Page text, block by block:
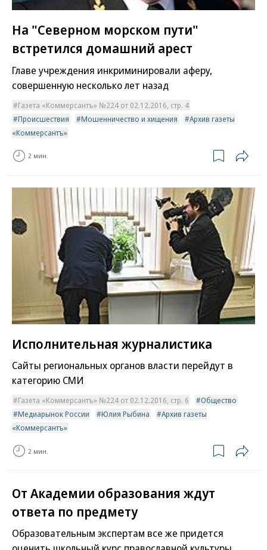
На "Северном морском пути"
встретился домашний арест
Главе учреждения инкриминировали аферу,
совершенную несколько лет назад
Газета «Коммерсантъ» №224 от 02.12.2016, стр. 4
Происшествия
Мошенничество и хищения
Архив газеты
«Коммерсантъ»
2 мин.
Исполнительная журналистика
Сайты региональных органов власти перейдут в
категорию СМИ
Газета «Коммерсантъ» №224 от 02.12.2016, стр. 6
Общество
Медиарынок России
Юлия Рыбина
Архив газеты
«Коммерсантъ»
2 мин.
От Академии образования ждут
ответа по предмету
Образовательным экспертам все же придется